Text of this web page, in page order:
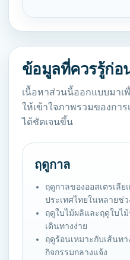
ข้อมูลที่ควรรู้ก่อ
เนื้อหาส่วนนี้ออกแบบมาเ
ให้เข้าใจภาพรวมของกา
ได้ชัดเจนขึ้น
ฤดูกาล
ฤดูกาลของออสเตรเลี
ประเทศไทยในหลายช่ว
ฤดูใบไม้ผลิและฤดูใบไ
เดินทางง่าย
ฤดูร้อนเหมาะกับเส้นท
กิจกรรมกลางแจ้ง